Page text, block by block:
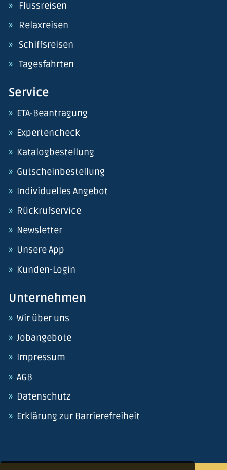
Flussreisen
Relaxreisen
Schiffsreisen
Tagesfahrten
Service
ETA-Beantragung
Expertencheck
Katalogbestellung
Gutscheinbestellung
Individuelles Angebot
Rückrufservice
Newsletter
Unsere App
Kunden-Login
Unternehmen
Wir über uns
Jobangebote
Impressum
AGB
Datenschutz
Erklärung zur Barrierefreiheit